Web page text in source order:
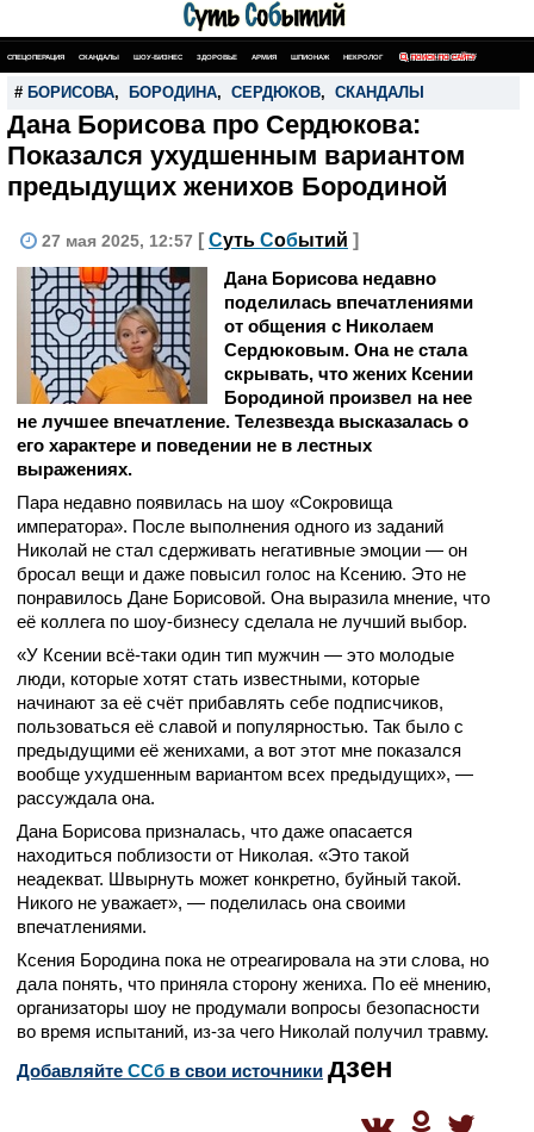
СПЕЦОПЕРАЦИЯ СКАНДАЛЫ ШОУ-БИЗНЕС ЗДОРОВЬЕ АРМИЯ ШПИОНАЖ НЕКРОЛОГ ПОИСК ПО САЙТУ
# БОРИСОВА, БОРОДИНА, СЕРДЮКОВ, СКАНДАЛЫ
Дана Борисова про Сердюкова:
Показался ухудшенным вариантом
предыдущих женихов Бородиной
27 мая 2025, 12:57 [ Суть Событий ]
Дана Борисова недавно
поделилась впечатлениями
от общения с Николаем
Сердюковым. Она не стала
скрывать, что жених Ксении
Бородиной произвел на нее
не лучшее впечатление. Телезвезда высказалась о
его характере и поведении не в лестных
выражениях.
Пара недавно появилась на шоу «Сокровища
императора». После выполнения одного из заданий
Николай не стал сдерживать негативные эмоции — он
бросал вещи и даже повысил голос на Ксению. Это не
понравилось Дане Борисовой. Она выразила мнение, что
её коллега по шоу-бизнесу сделала не лучший выбор.
«У Ксении всё-таки один тип мужчин — это молодые
люди, которые хотят стать известными, которые
начинают за её счёт прибавлять себе подписчиков,
пользоваться её славой и популярностью. Так было с
предыдущими её женихами, а вот этот мне показался
вообще ухудшенным вариантом всех предыдущих», —
рассуждала она.
Дана Борисова призналась, что даже опасается
находиться поблизости от Николая. «Это такой
неадекват. Швырнуть может конкретно, буйный такой.
Никого не уважает», — поделилась она своими
впечатлениями.
Ксения Бородина пока не отреагировала на эти слова, но
дала понять, что приняла сторону жениха. По её мнению,
организаторы шоу не продумали вопросы безопасности
во время испытаний, из-за чего Николай получил травму.
Добавляйте CСб в свои источники дзен